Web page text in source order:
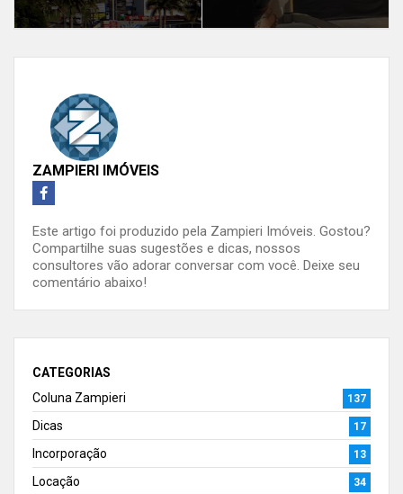
ZAMPIERI IMÓVEIS
Este artigo foi produzido pela Zampieri Imóveis. Gostou?
Compartilhe suas sugestões e dicas, nossos
consultores vão adorar conversar com você. Deixe seu
comentário abaixo!
CATEGORIAS
Coluna Zampieri
137
Dicas 17
Incorporação 13
Locação 34